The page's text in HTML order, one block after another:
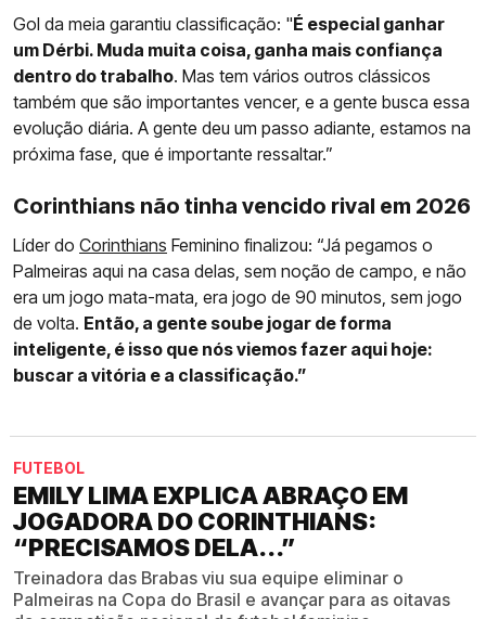
Gol da meia garantiu classificação: "É especial ganhar
um Dérbi. Muda muita coisa, ganha mais confiança
dentro do trabalho. Mas tem vários outros clássicos
também que são importantes vencer, e a gente busca essa
evolução diária. A gente deu um passo adiante, estamos na
próxima fase, que é importante ressaltar.”
Corinthians não tinha vencido rival em 2026
Líder do Corinthians Feminino finalizou: “Já pegamos o
Palmeiras aqui na casa delas, sem noção de campo, e não
era um jogo mata-mata, era jogo de 90 minutos, sem jogo
de volta. Então, a gente soube jogar de forma
inteligente, é isso que nós viemos fazer aqui hoje:
buscar a vitória e a classificação.”
FUTEBOL
EMILY LIMA EXPLICA ABRAÇO EM
JOGADORA DO CORINTHIANS:
“PRECISAMOS DELA...”
Treinadora das Brabas viu sua equipe eliminar o
Palmeiras na Copa do Brasil e avançar para as oitavas